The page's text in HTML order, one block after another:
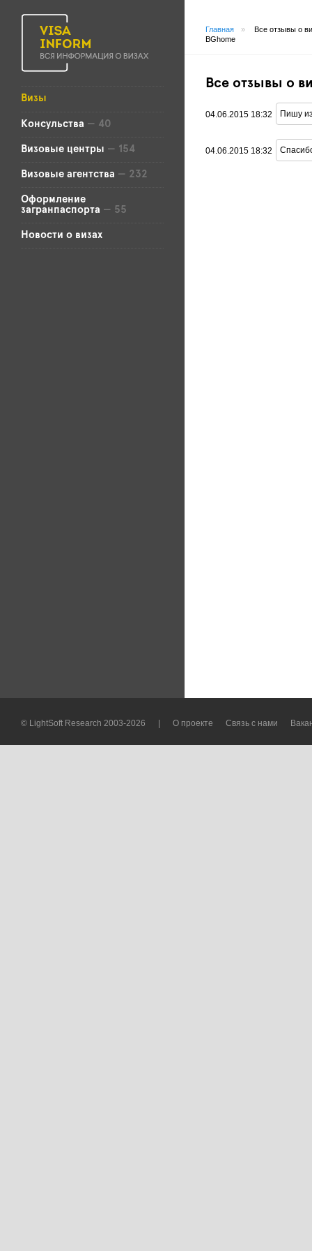
Визы
Консульства — 40
Визовые центры — 154
Визовые агентства — 232
Оформление
загранпаспорта — 55
Новости о визах
Главная »
Все отзывы о
BGhome
Все отзывы о
04.06.2015 18:32 Пишу
04.06.2015 18:32
© LightSoft Research 2003-2026 О проекте Связь с нами